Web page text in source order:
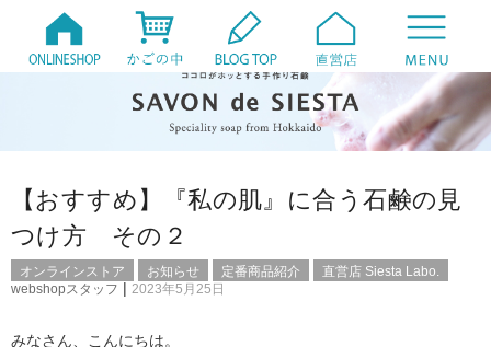
【おすすめ】『私の肌』に合う石鹸の見
つけ方 その２
オンラインストア お知らせ 定番商品紹介
直営店 Siesta Labo.
webshopスタッフ | 2023年5月25日
みなさん、こんにちは。